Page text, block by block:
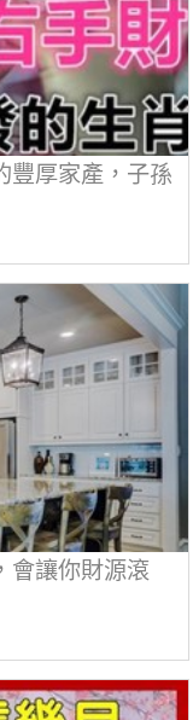
豐厚家產，子孫
會讓你財源滾